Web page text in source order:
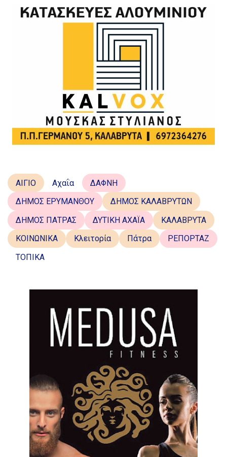
ΑΙΓΙΟ Αχαΐα
ΔΑΦΝΗ
ΔΗΜΟΣ ΕΡΥΜΑΝΘΟΥ
ΔΗΜΟΣ ΚΑΛΑΒΡΥΤΩΝ
ΔΗΜΟΣ ΠΑΤΡΑΣ
ΔΥΤΙΚΗ ΑΧΑΪΑ
ΚΑΛΑΒΡΥΤΑ
ΚΟΙΝΩΝΙΚΑ
Κλειτορία Πάτρα
ΡΕΠΟΡΤΑΖ
ΤΟΠΙΚΑ